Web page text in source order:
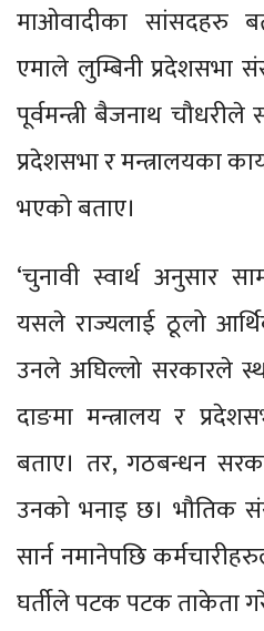
माओवादीका सांसदहरु
एमाले लुम्बिनी प्रदेशसभा
पूर्वमन्त्री बैजनाथ
प्रदेशसभा र मन्त्रालयका
भएको बताए।
‘चुनावी स्वार्थ अनुसार
यसले राज्यलाई ठूलो
उनले अघिल्लो सरकारले
दाङमा मन्त्रालय र
बताए। तर, गठबन्धन
उनको भनाइ छ। भौतिक
सार्न नमानेपछि
घर्तीले पटक पटक ताकेता